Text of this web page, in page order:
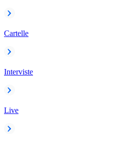
Cartelle
Interviste
Live